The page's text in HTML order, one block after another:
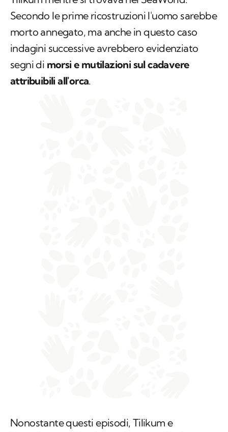
Secondo le prime ricostruzioni l'uomo sarebbe
morto annegato, ma anche in questo caso
indagini successive avrebbero evidenziato
segni di morsi e mutilazioni sul cadavere
attribuibili all'orca.
Nonostante questi episodi, Tilikum e